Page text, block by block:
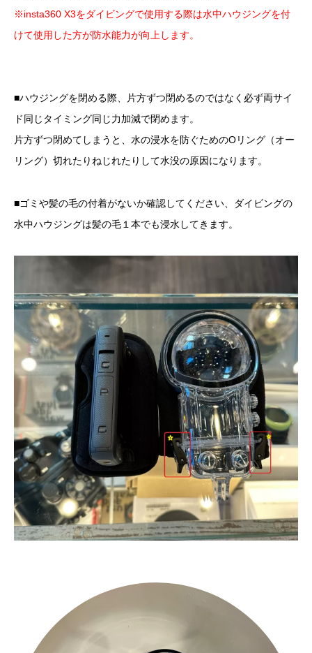
※insta360 X3をダイビングで使用する際は水中ハウジングを付
けて使用した方が防水能力が向上します。
■ハウジングを閉める際、片方ずつ閉めるのではなく必ず両サイ
ド同じタイミング同じ力加減で閉めます。
片方ずつ閉めてしまうと、水の浸水を防ぐためのOリング（オー
リング）切れたりねじれたりして水没の原因になります。
■ゴミや髪の毛の付着がないか確認してください、ダイビングの
水中ハウジングは髪の毛１本でも浸水してきます。